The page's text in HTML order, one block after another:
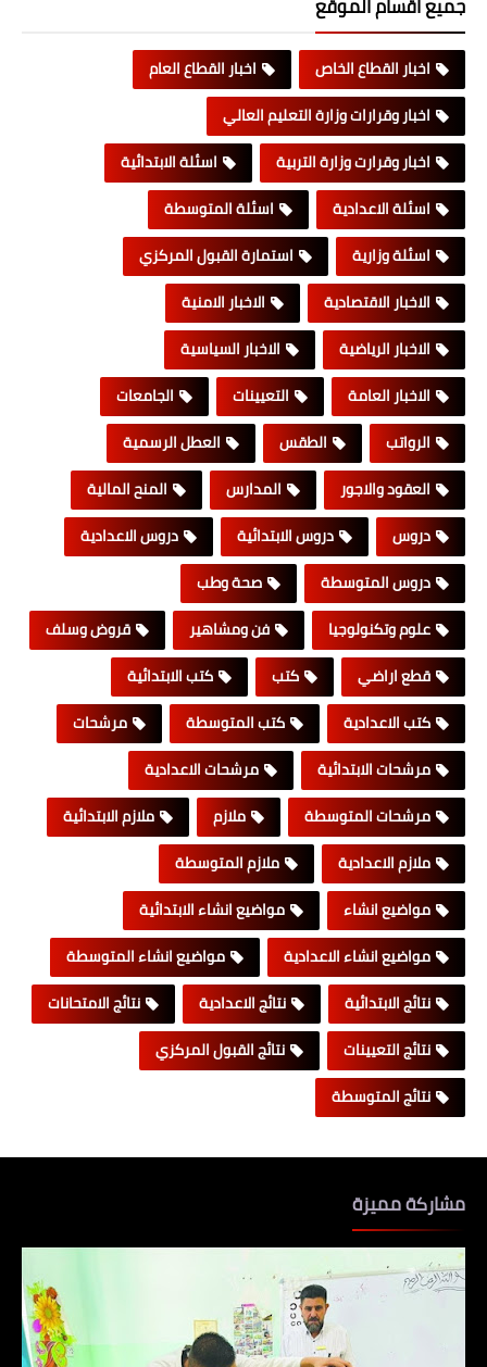
اخبار القطاع الخاص
اخبار القطاع العام
اخبار وقرارات وزارة التعليم العالي
اخبار وقرارت وزارة التربية
اسئلة الابتدائية
اسئلة الاعدادية
اسئلة المتوسطة
اسئلة وزارية
استمارة القبول المركزي
الاخبار الاقتصادية
الاخبار الامنية
الاخبار الرياضية
الاخبار السياسية
الاخبار العامة
التعيينات
الجامعات
الرواتب
الطقس
العطل الرسمية
العقود والاجور
المدارس
المنح المالية
دروس
دروس الابتدائية
دروس الاعدادية
دروس المتوسطة
صحة وطب
علوم وتكنولوجيا
فن ومشاهير
قروض وسلف
قطع اراضي
كتب
كتب الابتدائية
كتب الاعدادية
كتب المتوسطة
مرشحات
مرشحات الابتدائية
مرشحات الاعدادية
مرشحات المتوسطة
ملازم
ملازم الابتدائية
ملازم الاعدادية
ملازم المتوسطة
مواضيع انشاء
مواضيع انشاء الابتدائية
مواضيع انشاء الاعدادية
مواضيع انشاء المتوسطة
نتائج الابتدائية
نتائج الاعدادية
نتائج الامتحانات
نتائج التعيينات
نتائج القبول المركزي
نتائج المتوسطة
مشاركة مميزة